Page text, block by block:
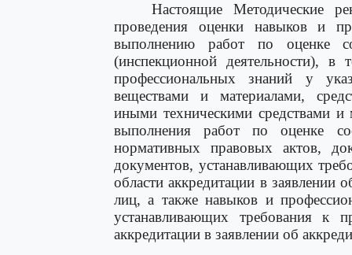
Настоящие Методические
проведения оценки навыков и
выполнению работ по оценке
(инспекционной деятельности),
профессиональных знаний у
веществами и материалами,
иными техническими средствами
выполнения работ по оценке
нормативных правовых актов,
документов, устанавливающих
области аккредитации в заявлении
лиц, а также навыков и
устанавливающих требования к
аккредитации в заявлении об